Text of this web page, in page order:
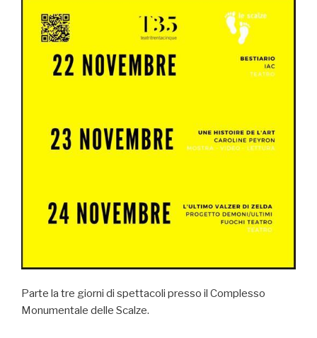
Parte la tre giorni di spettacoli presso il Complesso
Monumentale delle Scalze.